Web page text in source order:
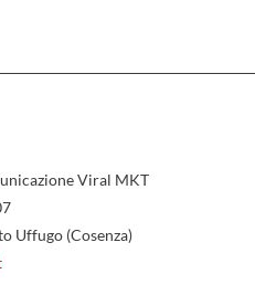
Viral MKT
Uffugo (Cosenza)